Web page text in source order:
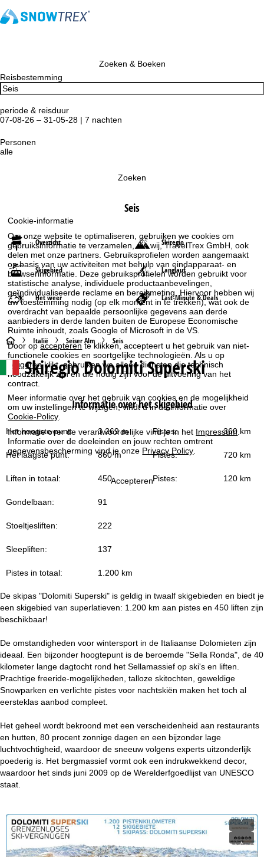
Cookie-informatie
Om onze website te optimaliseren, gebruiken we cookies om
gebruiksinformatie te verzamelen, die wij, TravelTrex GmbH, ook
delen met onze partners. Gebruiksprofielen worden aangemaakt
op basis van uw activiteiten met behulp van eindapparaat- en
browserinformatie. Deze gebruiksprofielen worden gebruikt voor
statistische analyse, individuele productaanbevelingen,
geïndividualiseerde reclame en bereikmeting. Hiervoor hebben wij
uw toestemming nodig (op elk moment in te trekken), wat ook de
overdracht van bepaalde persoonlijke gegevens aan derde
aanbieders in derde landen buiten de Europese Economische
Ruimte inhoudt, zoals Google of Microsoft in de VS.
Door opaccepteren te klikken, accepteert u het gebruik van niet-
functionele cookies en soortgelijke technologieën. Als u op
weigerenklikt, gebruiken we alleen diensten die technisch
noodzakelijk zijn en die nodig zijn voor de uitvoering van het
contract.
Meer informatie over het gebruik van cookies en de mogelijkheid
om uw instellingen te wijzigen, vindt u in de informatie over
Cookie-Policy.
Informatie over de verantwoordelijke vind je in het Impressum.
Informatie over de doeleinden en jouw rechten omtrent
gegevensbescherming vind je onze Privacy Policy.
Accepteren
Zoeken & Boeken
Reisbestemming
periode & reisduur
07-08-26 – 31-05-28 | 7 nachten
Personen
alle
Zoeken
Seis
Overzicht Skiregio
Skigebied Langlauf
Het weer Last-Minute & Deals
S
t
a
r
t
p
Italië Seiser Alm Seis
Skiregio Dolomiti Superski
Informatie over het skigebied
Het hoogste punt: 3.269 m Pistes: 360 km
Het laagste punt: 860 m Pistes: 720 km
Liften in totaal: 450 Pistes: 120 km
Gondelbaan: 91
Stoeltjesliften: 222
Sleepliften: 137
Pistes in totaal: 1.200 km
De skipas "Dolomiti Superski" is geldig in twaalf skigebieden en biedt je
een skigebied van superlatieven: 1.200 km aan pistes en 450 liften zijn
beschikbaar!
De omstandigheden voor wintersport in de Italiaanse Dolomieten zijn
ideaal. Een bijzonder hoogtepunt is de beroemde "Sella Ronda", de 40
kilometer lange dagtocht rond het Sellamassief op ski's en liften.
Prachtige freeride-mogelijkheden, talloze skitochten, geweldige
Snowparken en verlichte pistes voor nachtskiën maken het toch al
eersteklas aanbod compleet.
Het geheel wordt bekroond met een verscheidenheid aan restaurants
en hutten, 80 procent zonnige dagen en een bijzonder lage
luchtvochtigheid, waardoor de sneeuw volgens experts uitzonderlijk
poederig is. Het bergmassief vormt ook een indrukwekkend decor,
waardoor het sinds juni 2009 op de Werelderfgoedlijst van UNESCO
staat.